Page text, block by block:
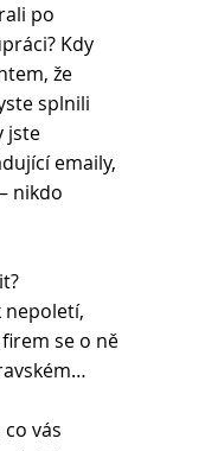
po
Kdy
že
splnili
jste
emaily,
nikdo
nepoletí,
se o ně
vás